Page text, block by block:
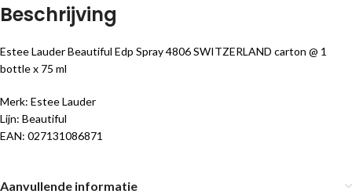
Beschrijving
Estee Lauder Beautiful Edp Spray 4806 SWITZERLAND carton @ 1
bottle x 75 ml
Merk: Estee Lauder
Lijn: Beautiful
EAN: 027131086871
Aanvullende informatie